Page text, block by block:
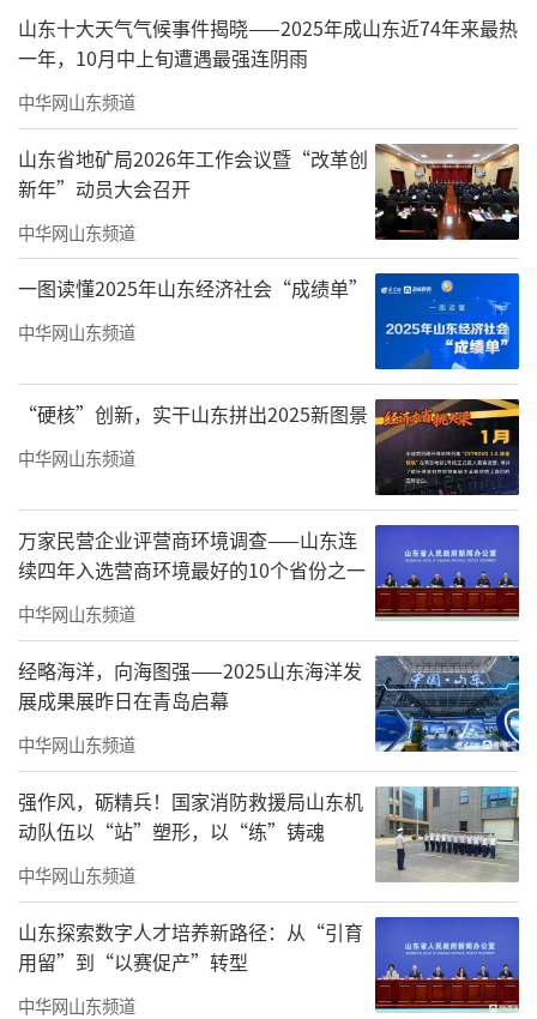
迎宾节目展演
健身操《风采飞扬》
山东十大天气气候事件揭晓——2025年成山东近74年来最热
一年，10月中上旬遭遇最强连阴雨
中华网山东频道
山东省地矿局2026年工作会议暨“改革创
新年”动员大会召开
中华网山东频道
一图读懂2025年山东经济社会“成绩单”
中华网山东频道
“硬核”创新，实干山东拼出2025新图景
中华网山东频道
万家民营企业评营商环境调查——山东连
续四年入选营商环境最好的10个省份之一
中华网山东频道
经略海洋，向海图强——2025山东海洋发
展成果展昨日在青岛启幕
中华网山东频道
强作风，砺精兵！国家消防救援局山东机
动队伍以“站”塑形，以“练”铸魂
中华网山东频道
山东探索数字人才培养新路径：从“引育
用留”到“以赛促产”转型
中华网山东频道